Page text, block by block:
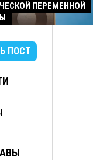
ПЕРЕМЕННОЙ
ПОСТ